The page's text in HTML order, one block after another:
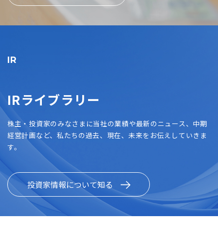
IR
IRライブラリー
株主・投資家のみなさまに当社の業績や最新のニュース、中期
経営計画など、私たちの過去、現在、未来をお伝えしていきま
す。
投資家情報について知る